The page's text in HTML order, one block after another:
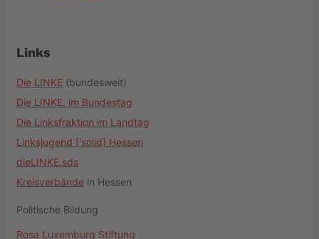
Links
Die LINKE (bundesweit)
Die LINKE. im Bundestag
Die Linksfraktion im Landtag
Linksjugend ['solid] Hessen
dieLINKE.sds
Kreisverbände in Hessen
Politische Bildung
Rosa Luxemburg Stiftung